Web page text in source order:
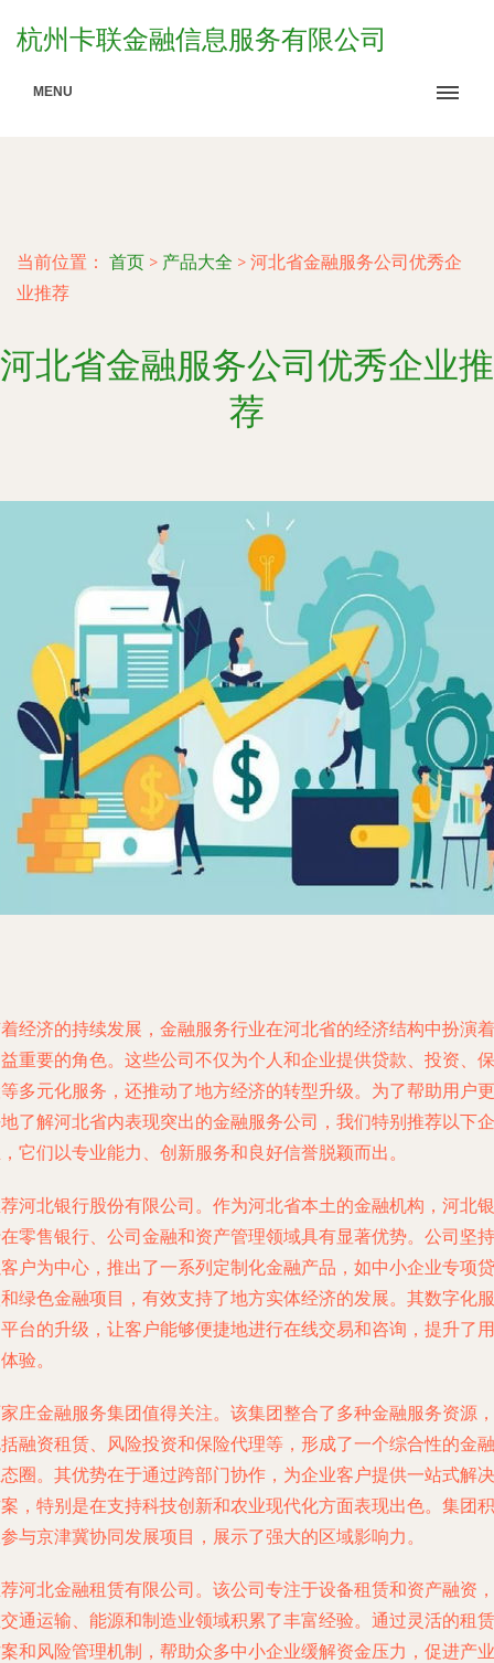
杭州卡联金融信息服务有限公司
MENU
当前位置： 首页 > 产品大全 > 河北省金融服务公司优秀企
业推荐
河北省金融服务公司优秀企业推
荐
经济的持续发展，金融服务行业在河北省的经济结构中扮演着
重要的角色。这些公司不仅为个人和企业提供贷款、投资、保
多元化服务，还推动了地方经济的转型升级。为了帮助用户更
了解河北省内表现突出的金融服务公司，我们特别推荐以下企
它们以专业能力、创新服务和良好信誉脱颖而出。
河北银行股份有限公司。作为河北省本土的金融机构，河北银
零售银行、公司金融和资产管理领域具有显著优势。公司坚持
户为中心，推出了一系列定制化金融产品，如中小企业专项贷
绿色金融项目，有效支持了地方实体经济的发展。其数字化服
台的升级，让客户能够便捷地进行在线交易和咨询，提升了用
验。
庄金融服务集团值得关注。该集团整合了多种金融服务资源，
融资租赁、风险投资和保险代理等，形成了一个综合性的金融
圈。其优势在于通过跨部门协作，为企业客户提供一站式解决
，特别是在支持科技创新和农业现代化方面表现出色。集团积
与京津冀协同发展项目，展示了强大的区域影响力。
河北金融租赁有限公司。该公司专注于设备租赁和资产融资，
通运输、能源和制造业领域积累了丰富经验。通过灵活的租赁
和风险管理机制，帮助众多中小企业缓解资金压力，促进产业